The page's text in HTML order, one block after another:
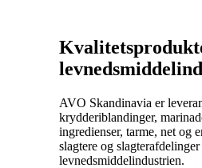
AVO Skandinavia er
krydderiblandinger,
ingredienser, tarme, net og
slagtere og slagterafdelinger
levnedsmiddelindustrien.